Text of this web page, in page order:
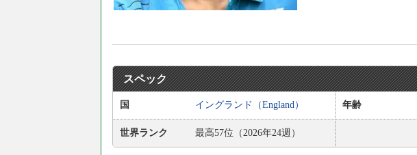
スペック
国 イングランド（England） 年齢
世界ランク 最高57位（2026年24週）